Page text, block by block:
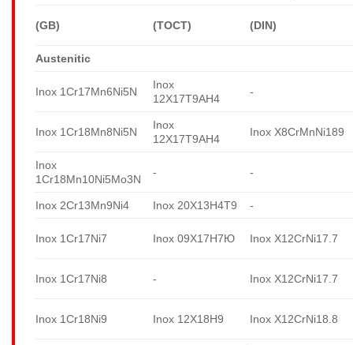
(GB) (TOCT) (DIN)
Austenitic
Inox 1Cr17Mn6Ni5N
Inox
12X17T9AH4
-
Inox 1Cr18Mn8Ni5N
Inox
12X17T9AH4
Inox X8CrMnNi189
Inox
1Cr18Mn10Ni5Mo3N
- -
Inox 2Cr13Mn9Ni4 Inox 20X13H4T9 -
Inox 1Cr17Ni7 Inox 09X17H7Ю Inox X12CrNi17.7
Inox 1Cr17Ni8 - Inox X12CrNi17.7
Inox 1Cr18Ni9 Inox 12X18H9 Inox X12CrNi18.8